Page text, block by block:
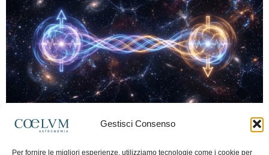
Gestisci Consenso
Per fornire le migliori esperienze, utilizziamo tecnologie come i cookie per
Marco Lorrai - 15 Giugno 2026 0
moderna: due particelle possono mostrare correlazioni che sembrano ignorare